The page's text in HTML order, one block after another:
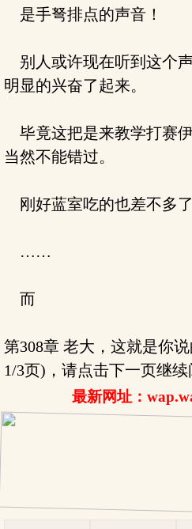
是手弩排点的声音！
别人或许现在听到这个
明显的兴奋了起来。
毕竟这把是来教学打赛
当然不能错过。
刚好蓝室吃的也差不多了
……
而
第308章 老大，这就是你
1/3页)，请点击下一页继续
最新网址：